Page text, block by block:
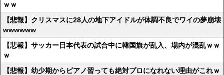
ｗｗ
【悲報】クリスマスに28人の地下アイドルが体調不良でワイの夢崩壊
wwwwww
【悲報】サッカー日本代表の試合中に韓国旗が乱入、場内が混乱ｗｗ
ｗ
【悲報】幼少期からピアノ習っても絶対プロになれない理由がこれｗ